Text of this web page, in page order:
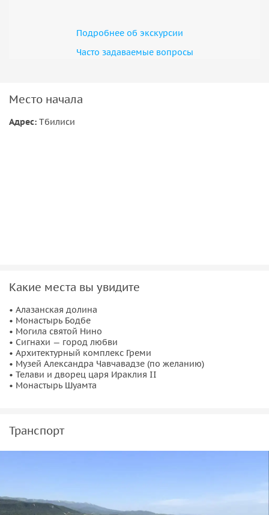
Подробнее об экскурсии
Часто задаваемые вопросы
Место начала
Адрес: Тбилиси
Какие места вы увидите
• Алазанская долина
• Монастырь Бодбе
• Могила святой Нино
• Сигнахи — город любви
• Архитектурный комплекс Греми
• Музей Александра Чавчавадзе (по желанию)
• Телави и дворец царя Ираклия II
• Монастырь Шуамта
Транспорт